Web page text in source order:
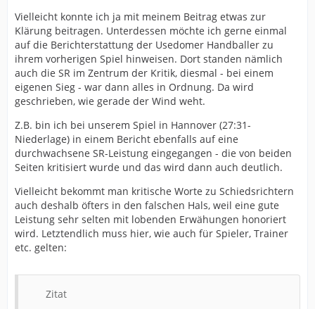
Vielleicht konnte ich ja mit meinem Beitrag etwas zur
Klärung beitragen. Unterdessen möchte ich gerne einmal
auf die Berichterstattung der Usedomer Handballer zu
ihrem vorherigen Spiel hinweisen. Dort standen nämlich
auch die SR im Zentrum der Kritik, diesmal - bei einem
eigenen Sieg - war dann alles in Ordnung. Da wird
geschrieben, wie gerade der Wind weht.
Z.B. bin ich bei unserem Spiel in Hannover (27:31-
Niederlage) in einem Bericht ebenfalls auf eine
durchwachsene SR-Leistung eingegangen - die von beiden
Seiten kritisiert wurde und das wird dann auch deutlich.
Vielleicht bekommt man kritische Worte zu Schiedsrichtern
auch deshalb öfters in den falschen Hals, weil eine gute
Leistung sehr selten mit lobenden Erwähungen honoriert
wird. Letztendlich muss hier, wie auch für Spieler, Trainer
etc. gelten:
Zitat